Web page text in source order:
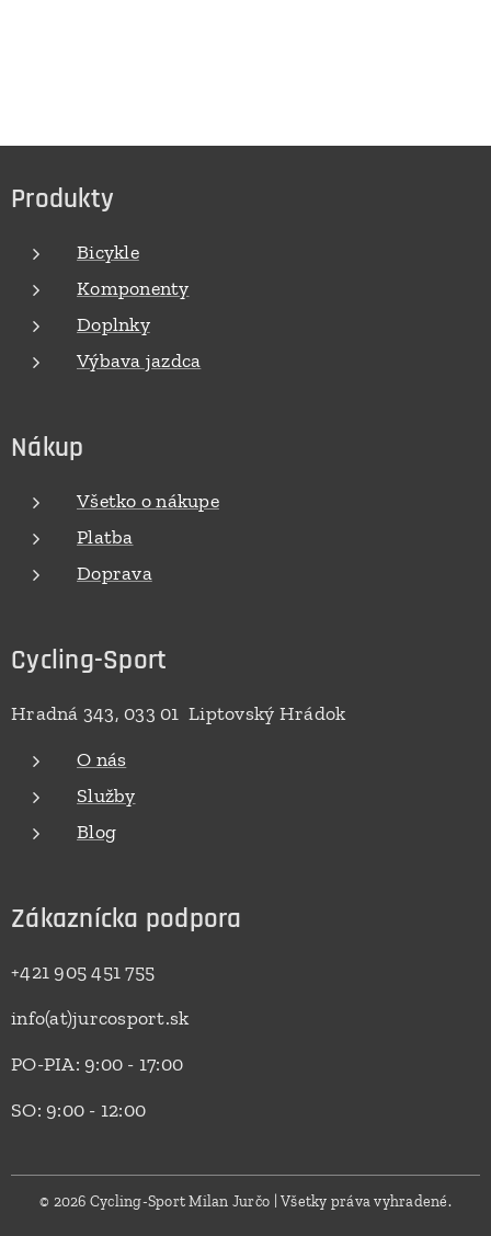
Produkty
Bicykle
Komponenty
Doplnky
Výbava jazdca
Nákup
Všetko o nákupe
Platba
Doprava
Cycling-Sport
Hradná 343, 033 01 Liptovský Hrádok
O nás
Služby
Blog
Zákaznícka podpora
+421 905 451 755
info(at)jurcosport.sk
PO-PIA: 9:00 - 17:00
SO: 9:00 - 12:00
© 2026 Cycling-Sport Milan Jurčo | Všetky práva vyhradené.